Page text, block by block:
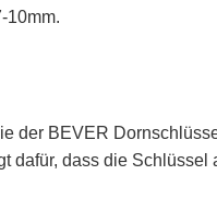
10mm.
der BEVER
dass die Schlüssel